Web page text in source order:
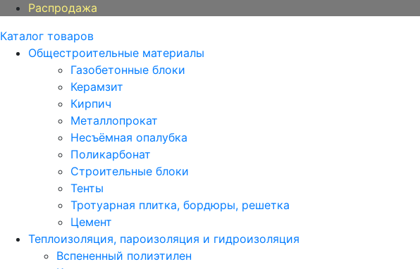
Распродажа
Каталог товаров
Общестроительные материалы
Газобетонные блоки
Керамзит
Кирпич
Металлопрокат
Несъёмная опалубка
Поликарбонат
Строительные блоки
Тенты
Тротуарная плитка, бордюры, решетка
Цемент
Теплоизоляция, пароизоляция и гидроизоляция
Вспененный полиэтилен